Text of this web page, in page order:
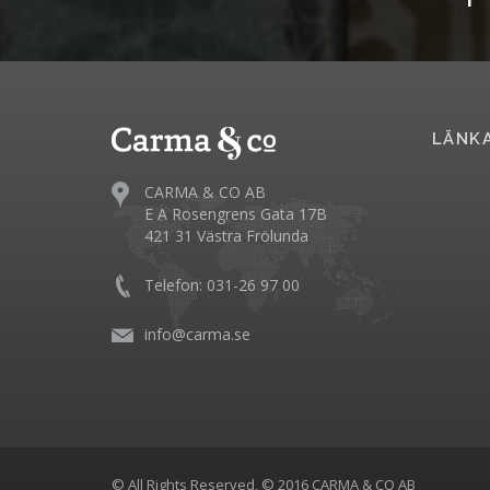
CARMA & CO AB
E A Rosengrens Gata 17B
421 31 Västra Frölunda
Telefon: 031-26 97 00
info@carma.se
© All Rights Reserved, © 2016 CARMA & CO AB